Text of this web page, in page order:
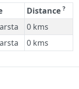
Distance ?
0 kms
0 kms